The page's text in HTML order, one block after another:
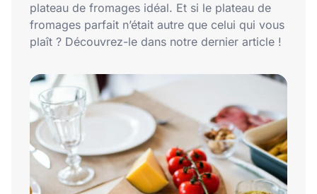
plateau de fromages idéal. Et si le plateau de
fromages parfait n’était autre que celui qui vous
plaît ? Découvrez-le dans notre dernier article !